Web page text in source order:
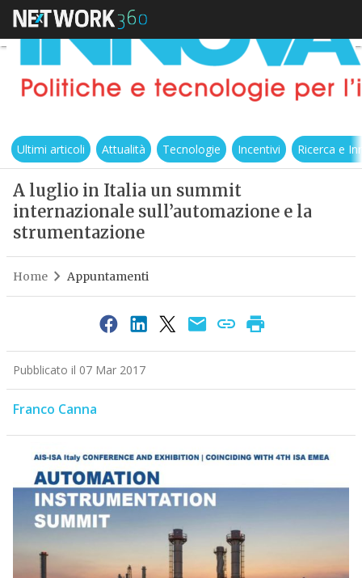
Ultimi articoli Attualità Tecnologie Incentivi Ricerca e
A luglio in Italia un summit
internazionale sull’automazione e la
strumentazione
Home Appuntamenti
Pubblicato il 07 Mar 2017
Franco Canna